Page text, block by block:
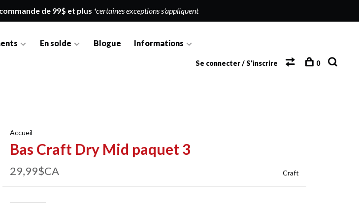
de 99$ et plus *certaines exceptions s'appliquent
En solde Blogue Informations
Se connecter / S'inscrire 0
Accueil
Bas Craft Dry Mid paquet 3
29,99$CA Craft